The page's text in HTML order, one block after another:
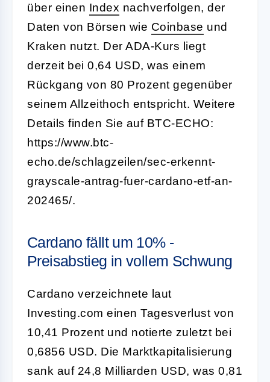
über einen Index nachverfolgen, der
Daten von Börsen wie Coinbase und
Kraken nutzt. Der ADA-Kurs liegt
derzeit bei 0,64 USD, was einem
Rückgang von 80 Prozent gegenüber
seinem Allzeithoch entspricht. Weitere
Details finden Sie auf BTC-ECHO:
https://www.btc-
echo.de/schlagzeilen/sec-erkennt-
grayscale-antrag-fuer-cardano-etf-an-
202465/.
Cardano fällt um 10% -
Preisabstieg in vollem Schwung
Cardano verzeichnete laut
Investing.com einen Tagesverlust von
10,41 Prozent und notierte zuletzt bei
0,6856 USD. Die Marktkapitalisierung
sank auf 24,8 Milliarden USD, was 0,81